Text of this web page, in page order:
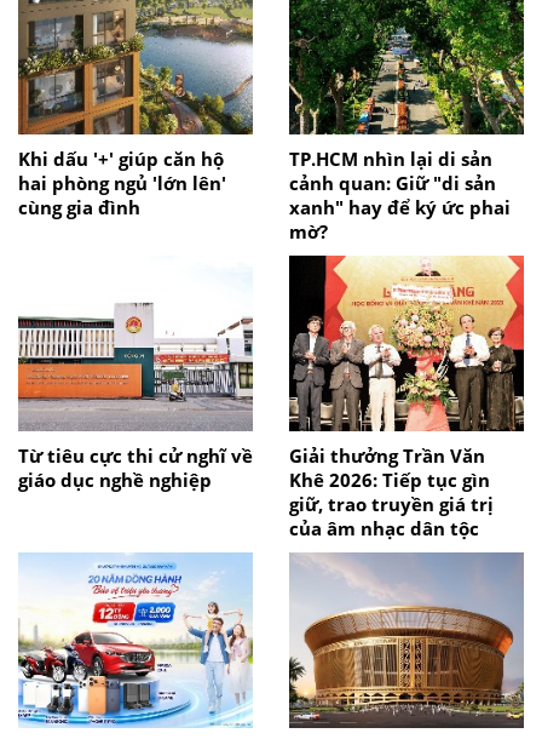
Khi dấu '+' giúp căn hộ
hai phòng ngủ 'lớn lên'
cùng gia đình
TP.HCM nhìn lại di sản
cảnh quan: Giữ "di sản
xanh" hay để ký ức phai
mờ?
Từ tiêu cực thi cử nghĩ về
giáo dục nghề nghiệp
Giải thưởng Trần Văn
Khê 2026: Tiếp tục gìn
giữ, trao truyền giá trị
của âm nhạc dân tộc